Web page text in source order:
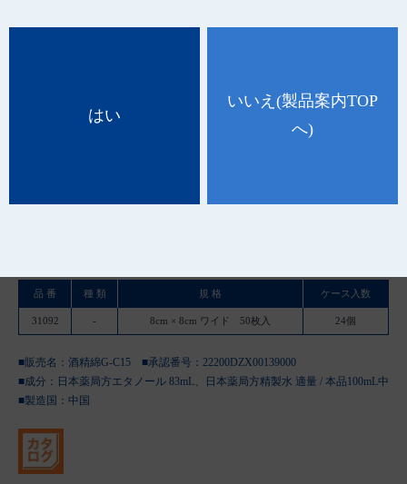
はい
いいえ(製品案内TOP
へ)
※アルコール過敏症の方は医師、薬剤師又は登録販売者に相談し
品 番 種 類 規 格 ケース入数
31092 - 8cm × 8cm ワイド 50枚入 24個
■販売名：酒精綿G-C15 ■承認番号：22200DZX00139000
■成分：日本薬局方エタノール 83mL、日本薬局方精製水 適量 / 本品100mL中
■製造国： 中国